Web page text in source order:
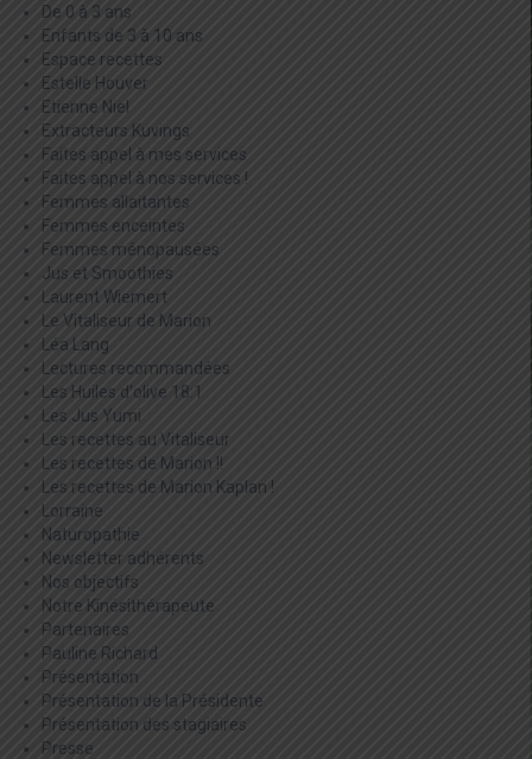
De 0 à 3 ans
Enfants de 3 à 10 ans
Espace recettes
Estelle Houver
Etienne Niel
Extracteurs Kuvings
Faites appel à mes services
Faites appel à nos services !
Femmes allaitantes
Femmes enceintes
Femmes ménopausées
Jus et Smoothies
Laurent Wiemert
Le Vitaliseur de Marion
Léa Lang
Lectures recommandées
Les Huiles d'olive 18:1
Les Jus Yumi
Les recettes au Vitaliseur
Les recettes de Marion !!
Les recettes de Marion Kaplan !
Lorraine
Naturopathie
Newsletter adhérents
Nos objectifs
Notre Kinésithérapeute
Partenaires
Pauline Richard
Présentation
Présentation de la Présidente
Présentation des stagiaires
Presse